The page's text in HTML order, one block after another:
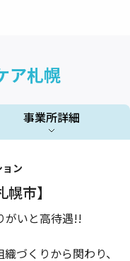
ア札幌
事業所詳細
1 / 1
ン
市】
がいと高待遇!!
づくりから関わり、